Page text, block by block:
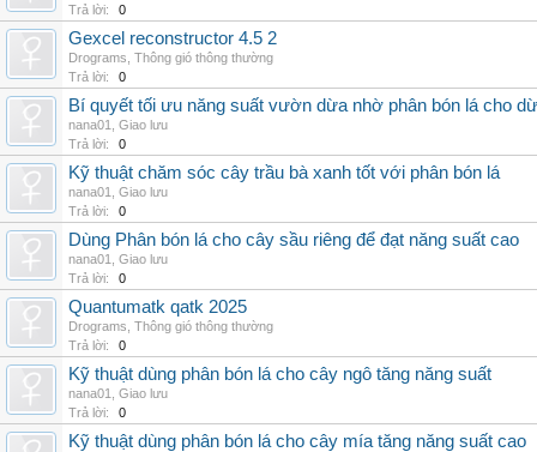
Trả lời:
0
Gexcel reconstructor 4.5 2
Drograms Thông gió thông thường
Trả lời:
0
Bí quyết tối ưu năng suất vườn dừa nhờ phân bón lá cho
nana01
Giao lưu
Trả lời:
0
Kỹ thuật chăm sóc cây trầu bà xanh tốt với phân bón lá
nana01
Giao lưu
Trả lời:
0
Dùng Phân bón lá cho cây sầu riêng để đạt năng suất cao
nana01
Giao lưu
Trả lời:
0
Quantumatk qatk 2025
Drograms Thông gió thông thường
Trả lời:
0
Kỹ thuật dùng phân bón lá cho cây ngô tăng năng suất
nana01
Giao lưu
Trả lời:
0
Kỹ thuật dùng phân bón lá cho cây mía tăng năng suất cao